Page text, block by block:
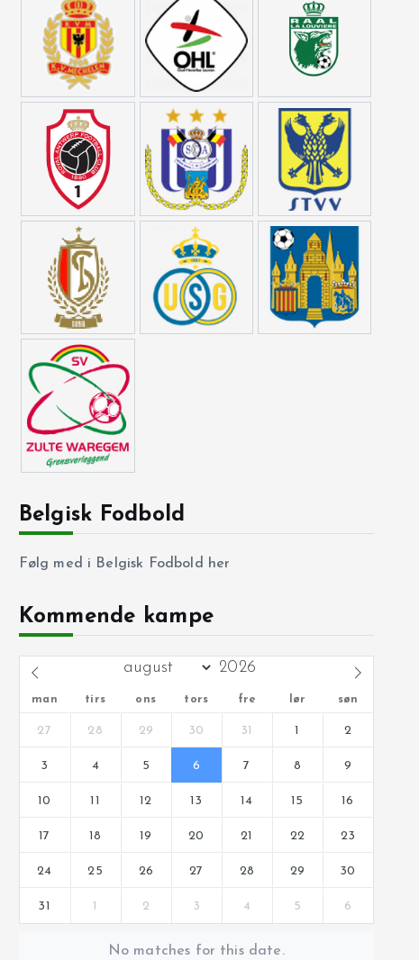
Belgisk Fodbold
Følg med i Belgisk Fodbold her
Kommende kampe
man tirs ons tors fre lør søn
27 28 29 30 31 1 2
3 4 5 6 7 8 9
10 11 12 13 14 15 16
17 18 19 20 21 22 23
24 25 26 27 28 29 30
31 1 2 3 4 5 6
No matches for this date.